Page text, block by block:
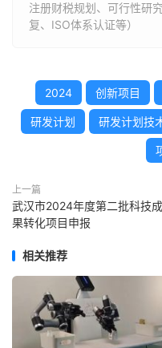
注册财税规划、可行性研
复、ISO体系认证等）
2024 创新项目
研发计划 研发计划技
上一篇
武汉市2024年度第二批科技成
果转化项目申报
相关推荐